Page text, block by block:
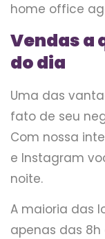
home office
Vendas a
do dia
Uma das
fato de seu
Com nossa
e Instagram
noite.
A maioria das
apenas das 8h